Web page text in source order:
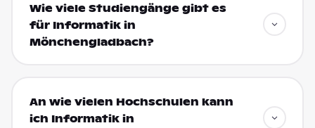
Wie viele Studiengänge gibt es
für Informatik in
Mönchengladbach?
An wie vielen Hochschulen kann
ich Informatik in